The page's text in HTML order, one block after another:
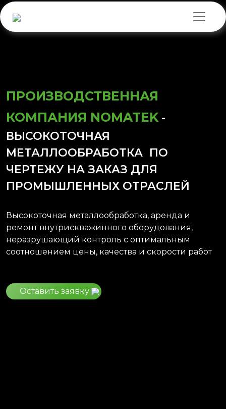
ПРОИЗВОДСТВЕННАЯ
КОМПАНИЯ NOMATEK-
ВЫСОКОТОЧНАЯ
МЕТАЛЛООБРАБОТКА ПО
ЧЕРТЕЖУ НА ЗАКАЗ ДЛЯ
ПРОМЫШЛЕННЫХ ОТРАСЛЕЙ
Высокоточная металлообработка, аренда и
ремонт внутрискважинного оборудования,
неразрушающий контроль с оптимальным
соотношением цены, качества и скорости работ
Оставить заявку